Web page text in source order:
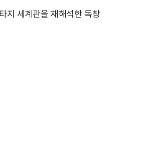
지 세계관을 재해석한 독창